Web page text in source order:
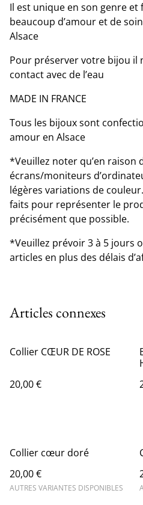
Il est unique en son genre et
beaucoup d’amour et de
Alsace
Pour préserver votre bijou il
contact avec de l’eau
MADE IN FRANCE
Tous les bijoux sont
amour en Alsace
*Veuillez noter qu’en raison
écrans/moniteurs
légères variations de
faits pour représenter le
précisément que possible.
*Veuillez prévoir 3 à 5 jours
articles en plus des délais
Articles connexes
Collier CŒUR DE ROSE
20,00 €
Collier cœur doré
20,00 €
AUTRES VARIANTES DISPONIBLES